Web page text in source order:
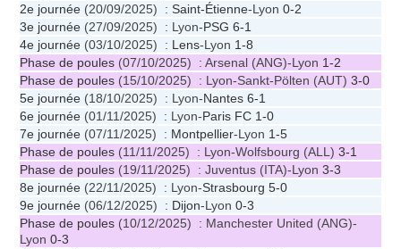
2e journée (20/09/2025) : Saint-Étienne-Lyon 0-2
3e journée (27/09/2025) : Lyon-PSG 6-1
4e journée (03/10/2025) : Lens-Lyon 1-8
Phase de poules (07/10/2025) : Arsenal (ANG)-Lyon 1-2
Phase de poules (15/10/2025) : Lyon-Sankt-Pölten (AUT) 3-0
5e journée (18/10/2025) : Lyon-Nantes 6-1
6e journée (01/11/2025) : Lyon-Paris FC 1-0
7e journée (07/11/2025) : Montpellier-Lyon 1-5
Phase de poules (11/11/2025) : Lyon-Wolfsbourg (ALL) 3-1
Phase de poules (19/11/2025) : Juventus (ITA)-Lyon 3-3
8e journée (22/11/2025) : Lyon-Strasbourg 5-0
9e journée (06/12/2025) : Dijon-Lyon 0-3
Phase de poules (10/12/2025) : Manchester United (ANG)-
Lyon 0-3